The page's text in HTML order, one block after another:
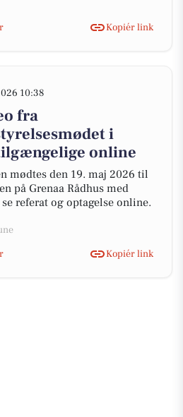
Kopiér link
10:38
fra
i
online
mødtes den 19. maj 2026 til
på Grenaa Rådhus med
referat og optagelse online.
Kopiér link